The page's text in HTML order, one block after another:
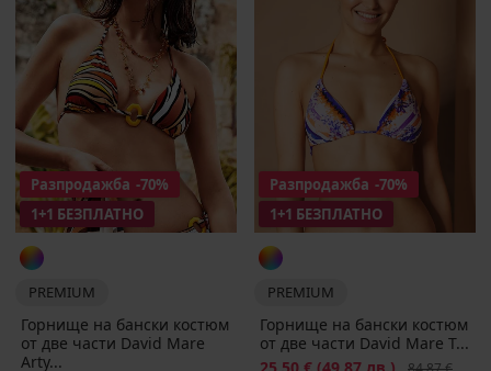
Разпродажба -70%
1+1 БЕЗПЛАТНО
PREMIUM
Горнище на бански костюм
от две части David Mare
Arty...
Разпродажба -70%
1+1 БЕЗПЛАТНО
PREMIUM
Горнище на бански костюм
от две части David Mare T...
Намаление
25,50 € (49,87 лв.)